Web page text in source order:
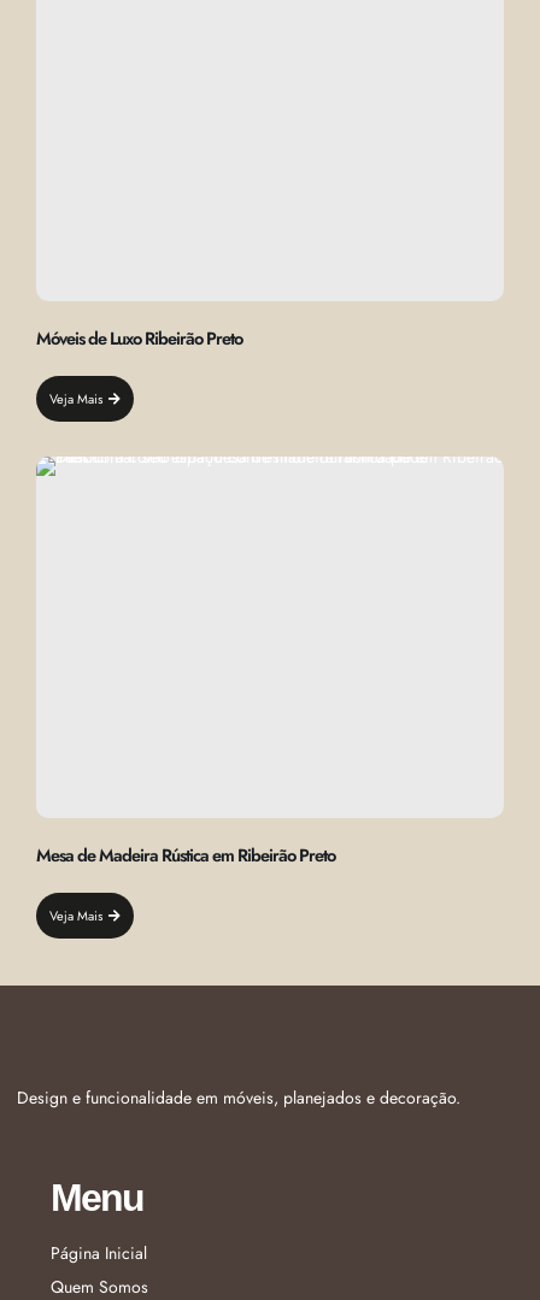
Móveis de Luxo Ribeirão Preto
Veja Mais
Mesa de Madeira Rústica em Ribeirão Preto
Veja Mais
Design e funcionalidade em móveis, planejados e decoração.
Menu
Página Inicial
Quem Somos